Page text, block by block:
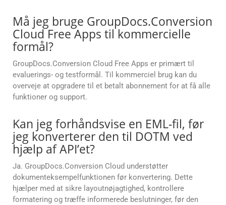
Må jeg bruge GroupDocs.Conversion
Cloud Free Apps til kommercielle
formål?
GroupDocs.Conversion Cloud Free Apps er primært til
evaluerings- og testformål. Til kommerciel brug kan du
overveje at opgradere til et betalt abonnement for at få alle
funktioner og support.
Kan jeg forhåndsvise en EML-fil, før
jeg konverterer den til DOTM ved
hjælp af API’et?
Ja. GroupDocs.Conversion Cloud understøtter
dokumenteksempelfunktionen før konvertering. Dette
hjælper med at sikre layoutnøjagtighed, kontrollere
formatering og træffe informerede beslutninger, før den